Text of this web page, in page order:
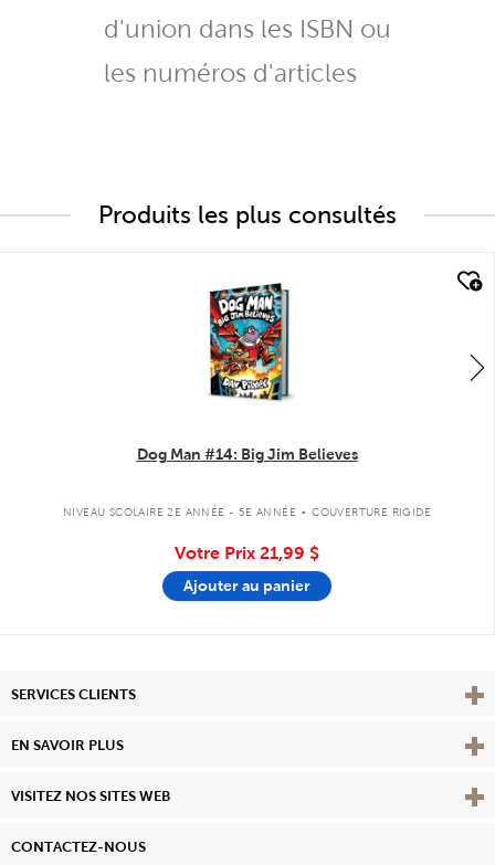
d'union dans les ISBN ou
les numéros d'articles
Produits les plus consultés
Dog Man #14: Big Jim Believes
NIVEAU SCOLAIRE 2E ANNÉE - 5E ANNÉE . COUVERTURE RIGIDE
Votre Prix 21,99 $
Ajouter au panier
SERVICES CLIENTS
EN SAVOIR PLUS View
VISITEZ NOS SITES WEB
CONTACTEZ-NOUS